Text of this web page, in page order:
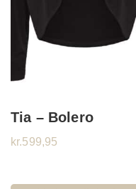
Tia – Bolero
kr.599,95